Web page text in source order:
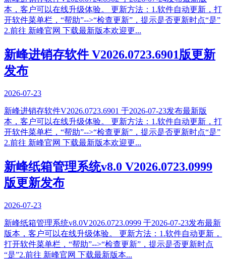
本，客户可以在线升级体验。 更新方法：1.软件自动更新，打
开软件菜单栏，“帮助”-->“检查更新”，提示是否更新时点“是”
2.前往 新峰官网 下载最新版本欢迎更...
新峰进销存软件 V2026.0723.6901版更新
发布
2026-07-23
新峰进销存软件V2026.0723.6901 于2026-07-23发布最新版
本，客户可以在线升级体验。 更新方法：1.软件自动更新，打
开软件菜单栏，“帮助”-->“检查更新”，提示是否更新时点“是”
2.前往 新峰官网 下载最新版本欢迎更...
新峰纸箱管理系统v8.0 V2026.0723.0999
版更新发布
2026-07-23
新峰纸箱管理系统v8.0V2026.0723.0999 于2026-07-23发布最新
版本，客户可以在线升级体验。 更新方法：1.软件自动更新，
打开软件菜单栏，“帮助”-->“检查更新”，提示是否更新时点
“是”2.前往 新峰官网 下载最新版本...